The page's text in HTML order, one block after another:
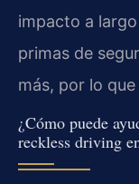
impacto a
primas de
más, por lo
¿Cómo puede
reckless driving